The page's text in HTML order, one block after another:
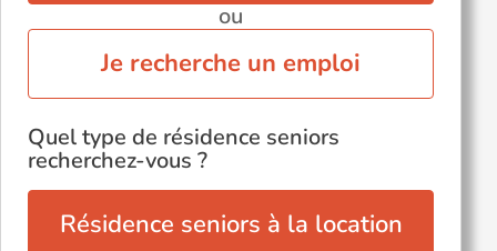
ou
Je recherche un emploi
Quel type de résidence seniors
recherchez-vous ?
Résidence seniors à la location